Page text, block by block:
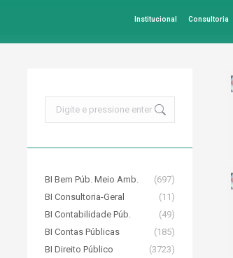
Institucional Consultoria
BI Bem Púb. Meio Amb.
(697)
BI Consultoria-Geral
(11)
BI Contabilidade Púb.
(49)
BI Contas Públicas
(185)
BI Direito Público
(3723)